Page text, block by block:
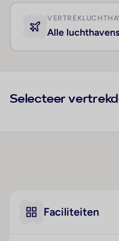
Alle luchthavens
Selecteer
Faciliteiten